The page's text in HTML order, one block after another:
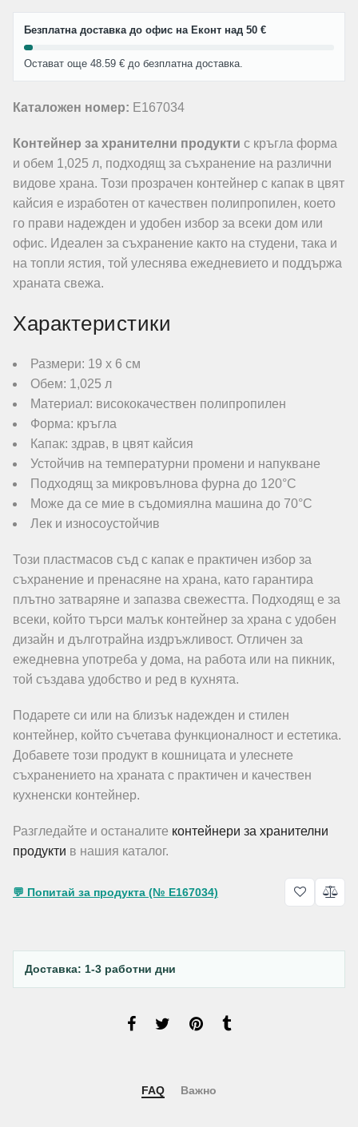
Безплатна доставка до офис на Еконт над 50 €
Остават още 48.59 € до безплатна доставка.
Каталожен номер: E167034
Контейнер за хранителни продукти с кръгла форма
и обем 1,025 л, подходящ за съхранение на различни
видове храна. Този прозрачен контейнер с капак в цвят
кайсия е изработен от качествен полипропилен, което
го прави надежден и удобен избор за всеки дом или
офис. Идеален за съхранение както на студени, така и
на топли ястия, той улеснява ежедневието и поддържа
храната свежа.
Характеристики
Размери: 19 х 6 см
Обем: 1,025 л
Материал: висококачествен полипропилен
Форма: кръгла
Капак: здрав, в цвят кайсия
Устойчив на температурни промени и напукване
Подходящ за микровълнова фурна до 120°C
Може да се мие в съдомиялна машина до 70°C
Лек и износоустойчив
Този пластмасов съд с капак е практичен избор за
съхранение и пренасяне на храна, като гарантира
плътно затваряне и запазва свежестта. Подходящ е за
всеки, който търси малък контейнер за храна с удобен
дизайн и дълготрайна издръжливост. Отличен за
ежедневна употреба у дома, на работа или на пикник,
той създава удобство и ред в кухнята.
Подарете си или на близък надежден и стилен
контейнер, който съчетава функционалност и естетика.
Добавете този продукт в кошницата и улеснете
съхранението на храната с практичен и качествен
кухненски контейнер.
Разгледайте и останалите контейнери за хранителни
продукти в нашия каталог.
💬 Попитай за продукта (№ E167034)
Доставка: 1-3 работни дни
FAQ Важно